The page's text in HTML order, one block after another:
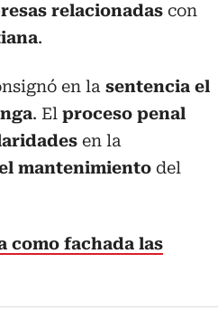
relacionadas con
.
en la sentencia el
. El proceso penal
en la
mantenimiento del
como fachada las